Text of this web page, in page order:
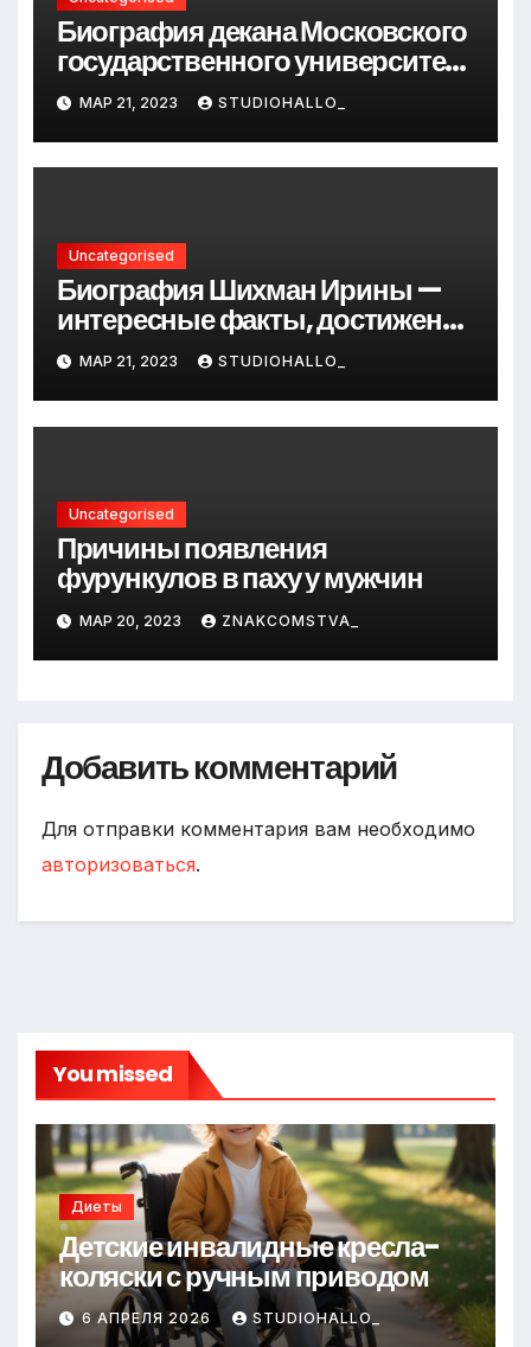
Биография декана Московского
государственного университета
Андрея Сидорова — от студента
до руководителя
МАР 21, 2023 STUDIOHALLO_
Uncategorised
Биография Шихман Ирины —
интересные факты, достижения
и путь к успеху
МАР 21, 2023 STUDIOHALLO_
Uncategorised
Причины появления
фурункулов в паху у мужчин
МАР 20, 2023 ZNAKCOMSTVA_
Добавить комментарий
Для отправки комментария вам необходимо
авторизоваться.
You missed
Диеты
Детские инвалидные кресла-
коляски с ручным приводом
6 АПРЕЛЯ 2026 STUDIOHALLO_